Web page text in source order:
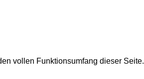
vollen Funktionsumfang dieser Seite.